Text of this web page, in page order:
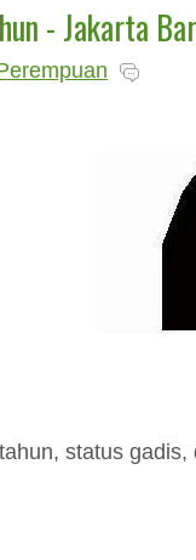
- Jakarta
status